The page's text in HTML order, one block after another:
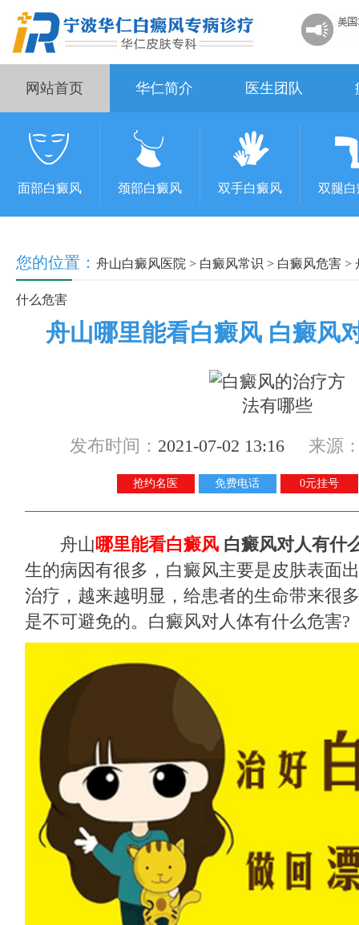
网站首页 华仁简介 医生团队
面部白癜风 颈部白癜风 双手白癜风 双腿
您的位置： 舟山白癜风医院 > 白癜风常识 > 白癜风危害 >
什么危害
舟山哪里能看白癜风 白癜风
发布时间： 2021-07-02 13:16 来源
抢约名医 免费电话 0元挂号
舟山哪里能看白癜风 白癜风对人有什
生的病因有很多，白癜风主要是皮肤表面
治疗，越来越明显，给患者的生命带来很
是不可避免的。白癜风对人体有什么危害?